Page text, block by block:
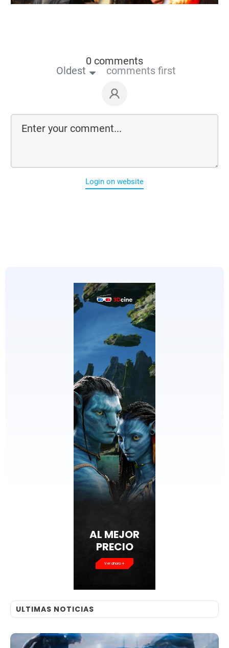
0 comments
Oldest comments first
Login on website
EDICIONES
ESPECIALES
Ver ahora
ULTIMAS NOTICIAS